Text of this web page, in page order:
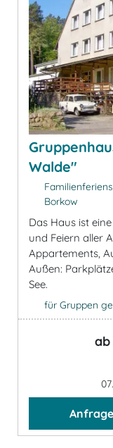
Walde"
Borkow
Das Haus ist
und Feiern aller
Appartements,
Außen:
See.
für Gruppen
ab
Anfrage